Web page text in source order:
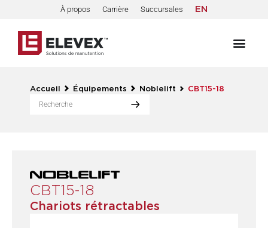
À propos Carrière Succursales EN
Accueil Équipements Noblelift CBT15-18
CBT15-18
Chariots rétractables